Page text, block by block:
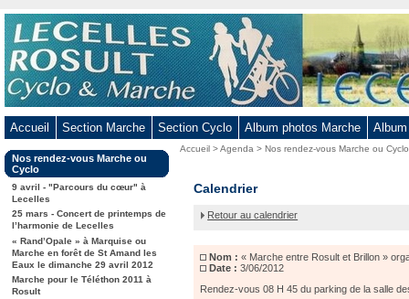
Aller
au
contenu
-
Aller
menu
principal
-
Aller
la
recherche
Accueil Section Marche Section Cyclo Album photos Marche
Dans
la
rubrique
:
Nos rendez-vous Marche ou
Cyclo
9 avril - "Parcours du cœur" à
Lecelles
25 mars - Concert de printemps de
l’harmonie de Lecelles
« Rand’Opale » à Marquise ou
Marche en forêt de St Amand les
Eaux le dimanche 29 avril 2012
Marche pour le Téléthon 2011 à
Rosult
Vous
Accueil >Agenda>Nos rendez-vous Marche ou Cyclo
« Marche
Rosult
Brillon »
organisée
par
Alain
Calendrier
Retour au calendrier
Nom : « Marche entre Rosult et Brillon »
Date : 3/06/2012
Rendez-vous 08 H 45 du parking de la salle